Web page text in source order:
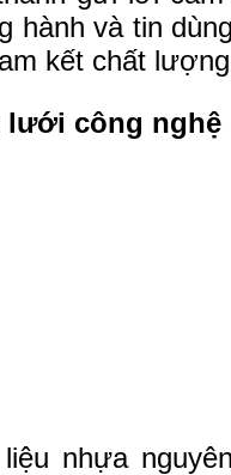
hành và tin
kết chất
lưới công
nhựa